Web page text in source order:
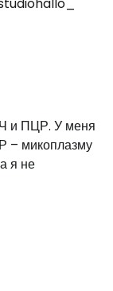
и ПЦР. У меня
– микоплазму
я не